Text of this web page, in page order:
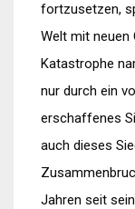
fortzusetzen,
Welt mit neuen
Katastrophe
nur durch ein
erschaffenes
auch dieses
Jahren seit